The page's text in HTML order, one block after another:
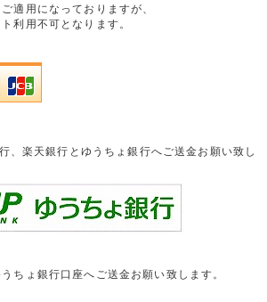
適用になっておりますが、
利用不可となります。
、楽天銀行とゆうちょ銀行へご送金お願い致し
ちょ銀行口座へご送金お願い致します。